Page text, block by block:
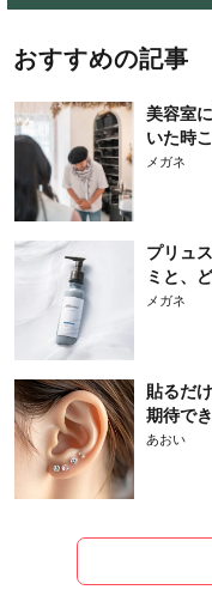
おすすめの記事
美容室
いた時
メガネ
プリュ
ミと、
メガネ
貼るだ
期待で
あおい